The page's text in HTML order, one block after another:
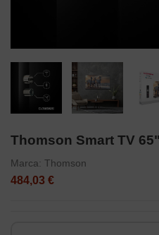
Thomson Smart TV
Marca: Thomson
484,03 €